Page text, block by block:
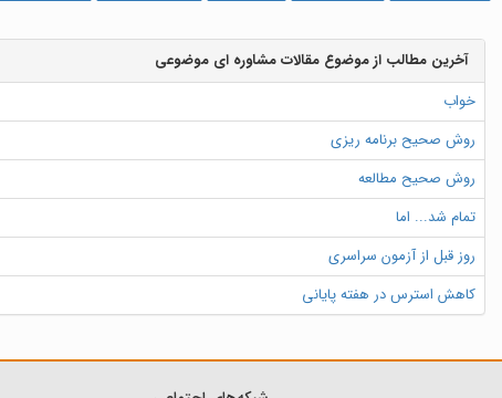
آخرین مطالب از موضوع مقالات مشاوره ای موضوعی
خواب
روش صحیح برنامه ریزی
روش صحیح مطالعه
تمام شد... اما
روز قبل از آزمون سراسری
کاهش استرس در هفته پایانی